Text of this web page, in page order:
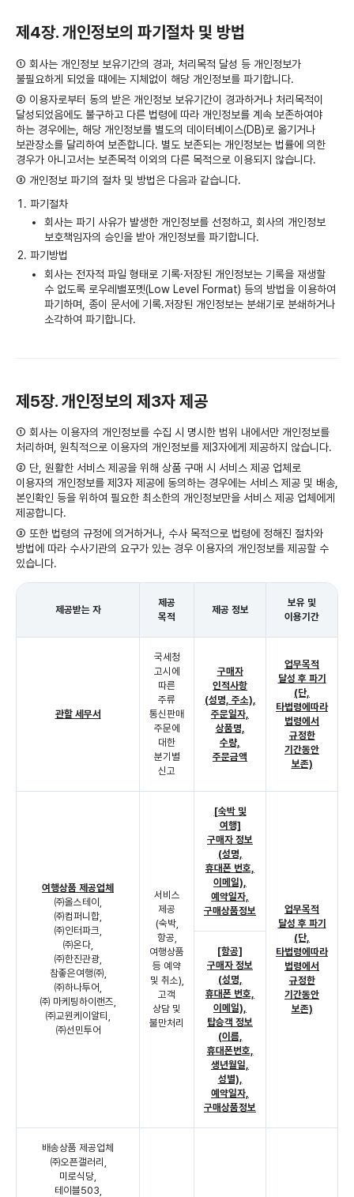
제4장. 개인정보의 파기절차 및 방법
① 회사는 개인정보 보유기간의 경과, 처리목적 달성 등 개인정보가
불필요하게 되었을 때에는 지체없이 해당 개인정보를 파기합니다.
② 이용자로부터 동의 받은 개인정보 보유기간이 경과하거나 처리목적이
달성되었음에도 불구하고 다른 법령에 따라 개인정보를 계속 보존하여야
하는 경우에는, 해당 개인정보를 별도의 데이터베이스(DB)로 옮기거나
보관장소를 달리하여 보존합니다. 별도 보존되는 개인정보는 법률에 의한
경우가 아니고서는 보존목적 이외의 다른 목적으로 이용되지 않습니다.
③ 개인정보 파기의 절차 및 방법은 다음과 같습니다.
파기절차
회사는 파기 사유가 발생한 개인정보를 선정하고, 회사의 개인정보
보호책임자의 승인을 받아 개인정보를 파기합니다.
파기방법
회사는 전자적 파일 형태로 기록·저장된 개인정보는 기록을 재생할
수 없도록 로우레밸포멧(Low Level Format) 등의 방법을 이용하여
파기하며, 종이 문서에 기록․저장된 개인정보는 분쇄기로 분쇄하거나
소각하여 파기합니다.
제5장. 개인정보의 제3자 제공
① 회사는 이용자의 개인정보를 수집 시 명시한 범위 내에서만 개인정보를
처리하며, 원칙적으로 이용자의 개인정보를 제3자에게 제공하지 않습니다.
② 단, 원활한 서비스 제공을 위해 상품 구매 시 서비스 제공 업체로
이용자의 개인정보를 제3자 제공에 동의하는 경우에는 서비스 제공 및 배송,
본인확인 등을 위하여 필요한 최소한의 개인정보만을 서비스 제공 업체에게
제공합니다.
③ 또한 법령의 규정에 의거하거나, 수사 목적으로 법령에 정해진 절차와
방법에 따라 수사기관의 요구가 있는 경우 이용자의 개인정보를 제공할 수
있습니다.
제공받는 자
제공
목적
제공 정보
보유 및
이용기간
관할 세무서
국세청
고시에
따른
주류
통신판매
주문에
대한
분기별
신고
구매자
인적사항
(성명, 주소),
주문일자,
상품명,
수량,
주문금액
업무목적
달성 후 파기
(단,
타법령에따라
법령에서
규정한
기간동안
보존)
여행상품 제공업체
㈜올스테이,
㈜컴퍼니합,
㈜인터파크,
㈜온다,
㈜한진관광,
참좋은여행㈜,
㈜하나투어,
㈜ 마케팅하이랜즈,
㈜교원케이알티,
㈜선민투어
서비스
제공
(숙박,
항공,
여행상품
등 예약
및 취소),
고객
상담 및
불만처리
[숙박 및
여행]
구매자 정보
(성명,
휴대폰 번호,
이메일),
예약일자,
구매상품정보
업무목적
달성 후 파기
(단,
타법령에따라
법령에서
규정한
기간동안
보존)
[항공]
구매자 정보
(성명,
휴대폰 번호,
이메일),
탑승객 정보
(이름,
휴대폰번호,
생년월일,
성별),
예약일자,
구매상품정보
배송상품 제공업체
㈜오픈갤러리,
미로식당,
테이블503,